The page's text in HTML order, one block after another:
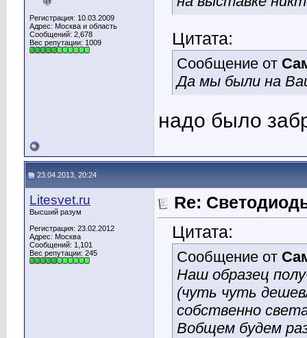
Регистрация: 10.03.2009
Адрес: Москва и область
Сообщений: 2,678
Вес репутации: 1009 Цитата:
Сообщение от
Да мы были на
надо было
23.04.2013, 20:24
Litesvet.ru
Высший разум
Регистрация: 23.02.2012
Адрес: Москва
Сообщений: 1,101
Вес репутации: 245
Re:
Цитата:
Сообщение от
Наш образец
(чуть чуть
собственно
Вобщем будем